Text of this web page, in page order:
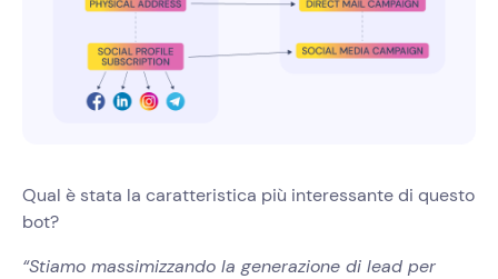
Qual è stata la caratteristica più interessante di questo
bot?
“Stiamo massimizzando la generazione di lead per